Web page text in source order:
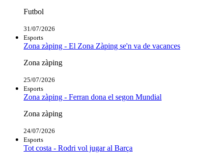
Futbol
31/07/2026
Esports
Zona zàping - El Zona Zàping se'n va de vacances
Zona zàping
25/07/2026
Esports
Zona zàping - Ferran dona el segon Mundial
Zona zàping
24/07/2026
Esports
Tot costa - Rodri vol jugar al Barça